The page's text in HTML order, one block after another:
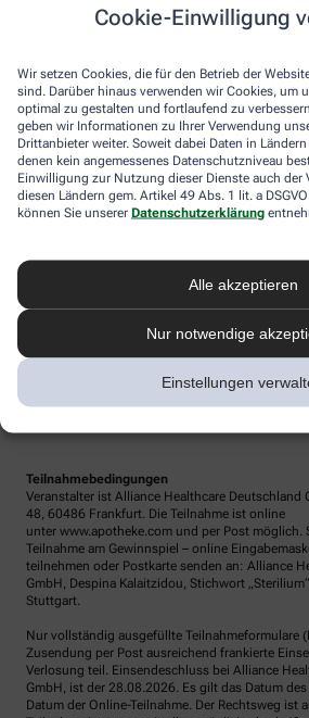
Cookie-Einwilligung
Wir setzen Cookies, die für den Betrieb der
sind. Darüber hinaus verwenden wir Cookies, um
optimal zu gestalten und fortlaufend zu
geben wir Informationen zu Ihrer Verwendung
Drittanbieter weiter. Soweit dabei Daten in
denen kein angemessenes Datenschutzniveau
Einwilligung zur Nutzung dieser Dienste auch der
diesen Ländern gem. Artikel 49 Abs. 1 lit. a
können Sie unserer Datenschutzerklärung
Alle akzeptieren
Nur notwendige
Einstellungen
Teilnahmebedingungen
Veranstalter ist Alliance Healthcare Deutschland
48, 60486 Frankfurt. Die Teilnahme ist online
unter www.apotheke.com und per Post möglich.
Teilnahme am Gewinnspiel – online
teilnehmen oder Postkarte senden an: Alliance
GmbH, Despina Kalaitzidou, Stichwort
Stuttgart.
Nur vollständig ausgefüllte Teilnahmeformulare
Zusendung per Post ausreichend frankierte
Verlosung teil. Einsendeschluss bei Alliance
GmbH, ist der 28.08.2026. Es gilt das Datum
Datum der Online-Teilnahme. Der Rechtsweg ist